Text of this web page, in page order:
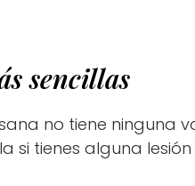
sencillas
no tiene ninguna
si tienes alguna